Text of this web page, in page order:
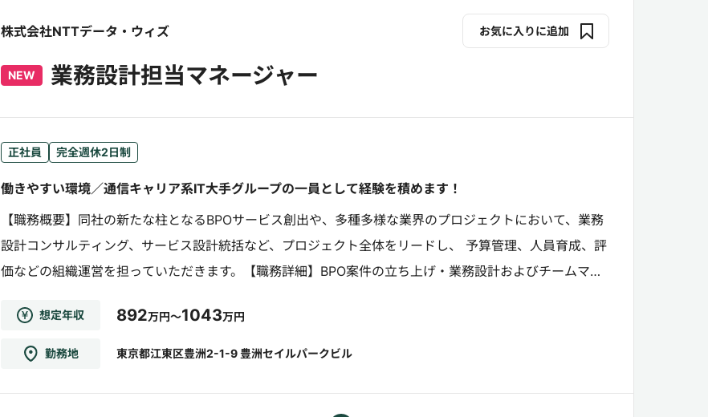
株式会社NTTデータ・ウィズ
NEW 業務設計担当マネージャー
正社員 完全週休2日制
働きやすい環境／通信キャリア系IT大手グループの一員として経験を積めます！
【職務概要】同社の新たな柱となるBPOサービス創出や、多種多様な業界のプロジェクトにおいて、業務
設計コンサルティング、サービス設計統括など、プロジェクト全体をリードし、 予算管理、人員育成、評
価などの組織運営を担っていただきます。【職務詳細】BPO案件の立ち上げ・業務設計およびチームマネ
想定年収 892万円～1043万円
勤務地 東京都江東区豊洲2-1-9 豊洲セイルパークビル
お気に入りに追加